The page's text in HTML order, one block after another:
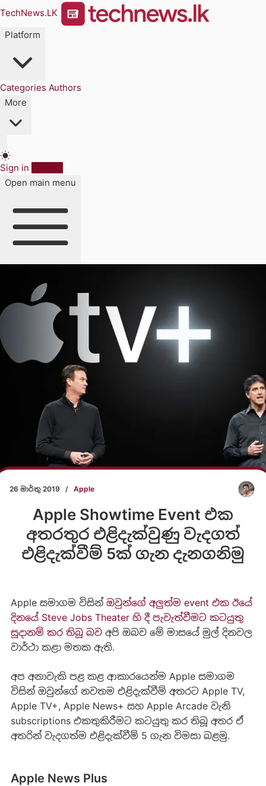
TechNews.LK
Platform
Categories Authors
More
Sign in
Open main menu
26 මාර්තු 2019 / Apple
Apple Showtime Event එක
අතරතුර එළිදැක්වුණු වැදගත්
එළිදැක්වීම් 5ක් ගැන දැනගනිමු
Apple සමාගම විසින් ඔවුන්ගේ අලුත්ම event එක ඊයේ
දිනයේ Steve Jobs Theater හි දී පැවැත්වීමට කටයුතු
සූදානම් කර තිබූ බවඅපි ඔබව මේ මාසයේ මුල් දිනවල
වාර්ථා කළා මතක ඇති.
අප අනාවැකි පළ කළ ආකාරයෙන්ම Apple සමාගම
විසින් ඔවුන්ගේ නවතම එළිදැක්වීම් අතරට Apple TV,
Apple TV+, Apple News+ සහ Apple Arcade වැනි
subscriptions එකතුකිරීමට කටයුතු කර තිබූ අතර ඒ
අතරින් වැදගත්ම එළිදැක්වීම් 5 ගැන විමසා බළමු.
Apple News Plus